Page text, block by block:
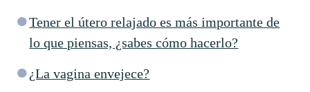
Tener el útero relajado es más importante de
lo que piensas, ¿sabes cómo hacerlo?
¿La vagina envejece?